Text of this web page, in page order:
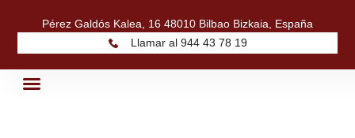
Pérez Galdós Kalea, 16 48010 Bilbao Bizkaia, España
Llamar al 944 43 78 19